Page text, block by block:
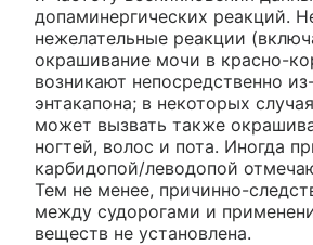
допаминергических реакций.
нежелательные реакции
окрашивание мочи в красно-
возникают непосредственно
энтакапона; в некоторых
может вызвать также
ногтей, волос и пота. Иногда
карбидопой/леводопой
Тем не менее, причинно-
между судорогами и
веществ не установлена.